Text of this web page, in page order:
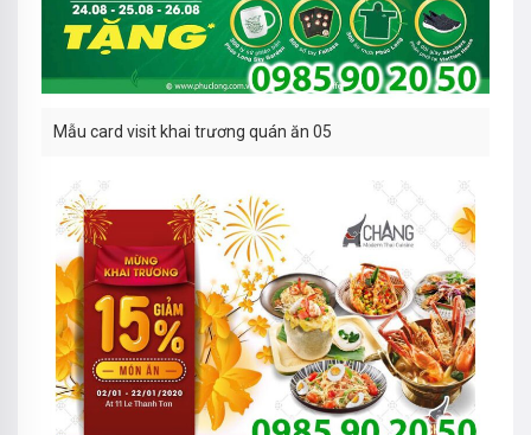
Mẫu card visit khai trương quán ăn 05